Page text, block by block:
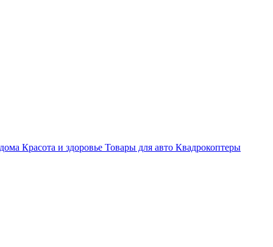
Красота и здоровье Товары для авто Квадрокоптеры